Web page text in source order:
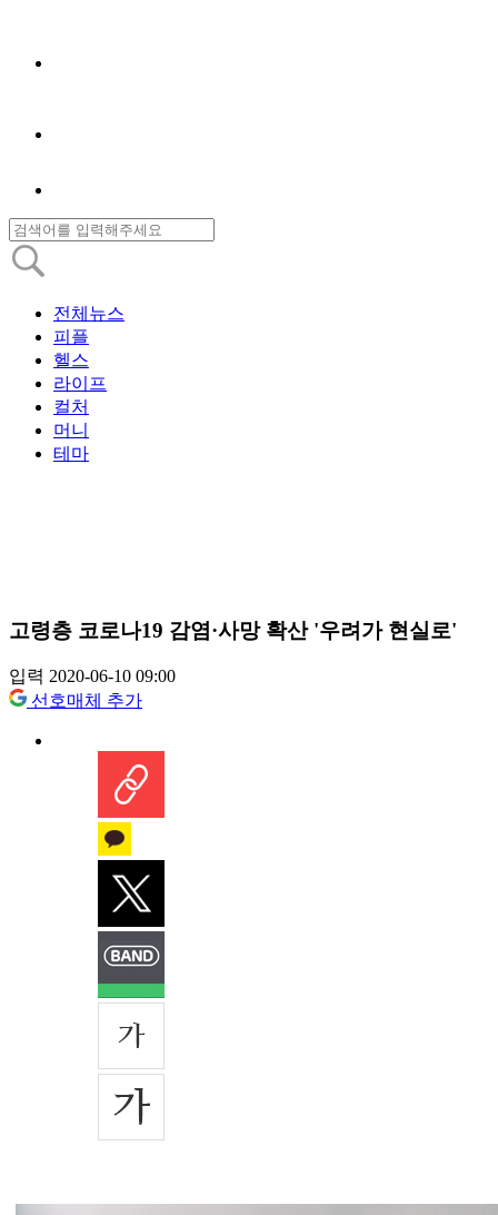
전체뉴스
피플
헬스
라이프
컬처
머니
테마
고령층 코로나19 감염·사망 확산 '우려가 현실로'
입력 2020-06-10 09:00
선호매체 추가